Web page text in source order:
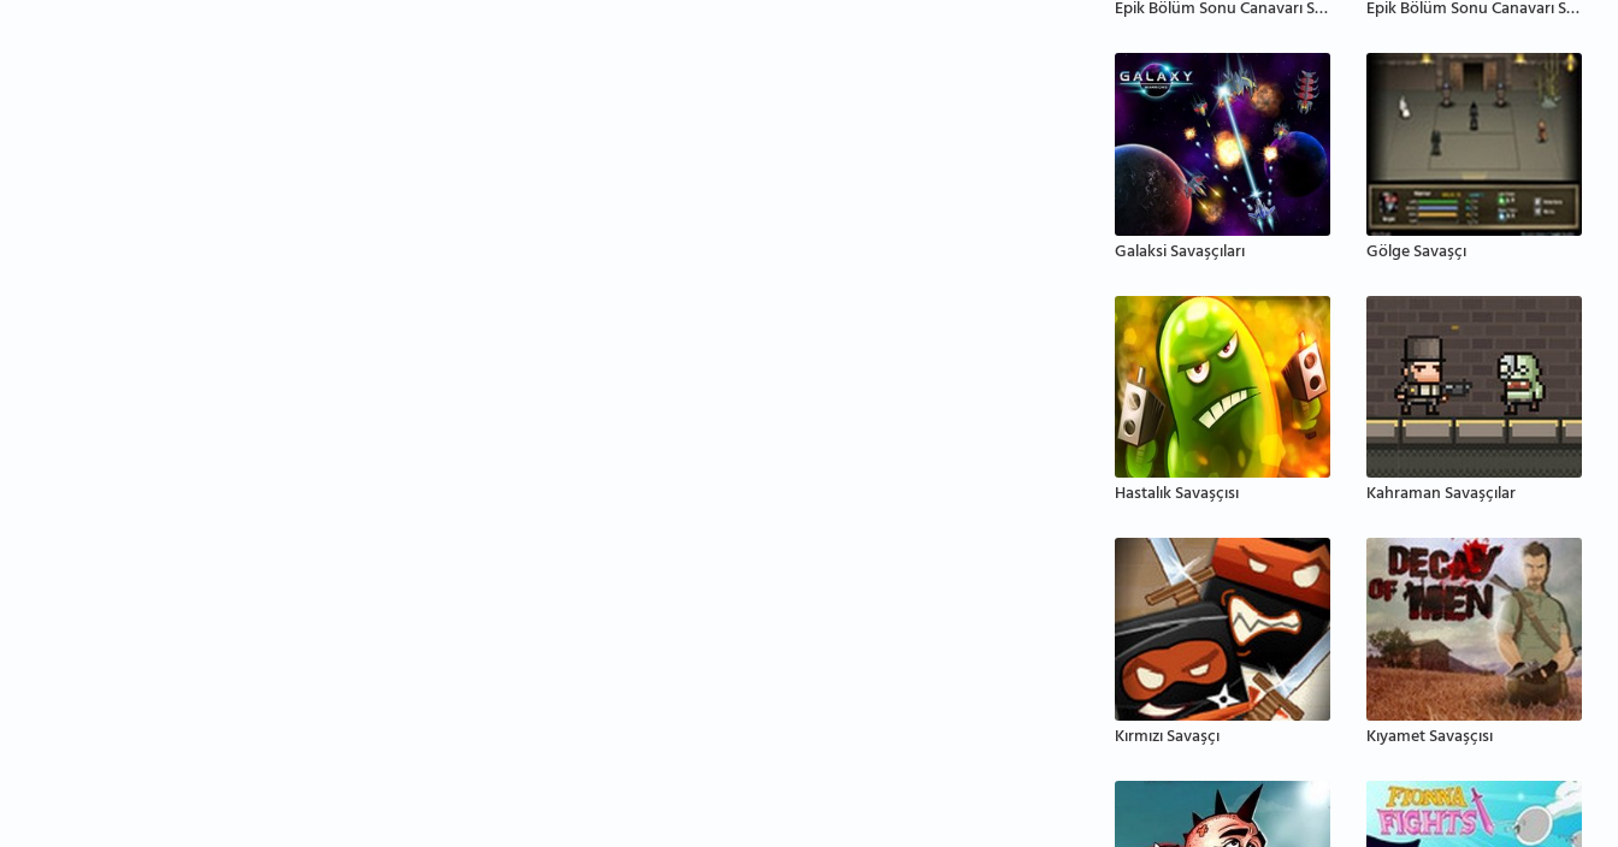
Epik Bölüm Sonu Canavarı Savaşçısı Epik Bölüm Sonu Canavarı Savaşçısı 2
Galaksi Savaşçıları Gölge Savaşçı
Hastalık Savaşçısı Kahraman Savaşçılar
Kırmızı Savaşçı Kıyamet Savaşçısı